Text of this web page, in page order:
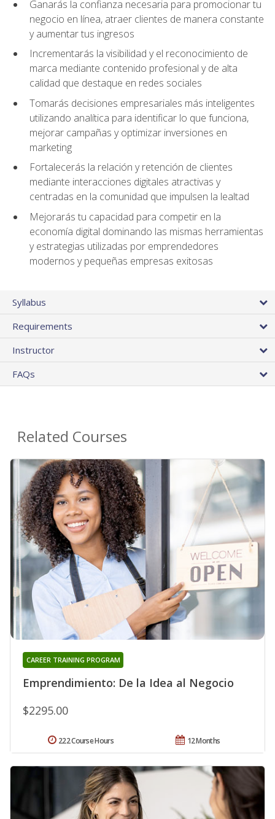
Ganarás la confianza necesaria para promocionar tu
negocio en línea, atraer clientes de manera constante
y aumentar tus ingresos
Incrementarás la visibilidad y el reconocimiento de
marca mediante contenido profesional y de alta
calidad que destaque en redes sociales
Tomarás decisiones empresariales más inteligentes
utilizando analítica para identificar lo que funciona,
mejorar campañas y optimizar inversiones en
marketing
Fortalecerás la relación y retención de clientes
mediante interacciones digitales atractivas y
centradas en la comunidad que impulsen la lealtad
Mejorarás tu capacidad para competir en la
economía digital dominando las mismas herramientas
y estrategias utilizadas por emprendedores
modernos y pequeñas empresas exitosas
Syllabus
Requirements
Instructor
FAQs
Related Courses
Emprendimiento: De la Idea al Negocio
CAREER TRAINING PROGRAM
$2295.00
12 Months
222 Course Hours